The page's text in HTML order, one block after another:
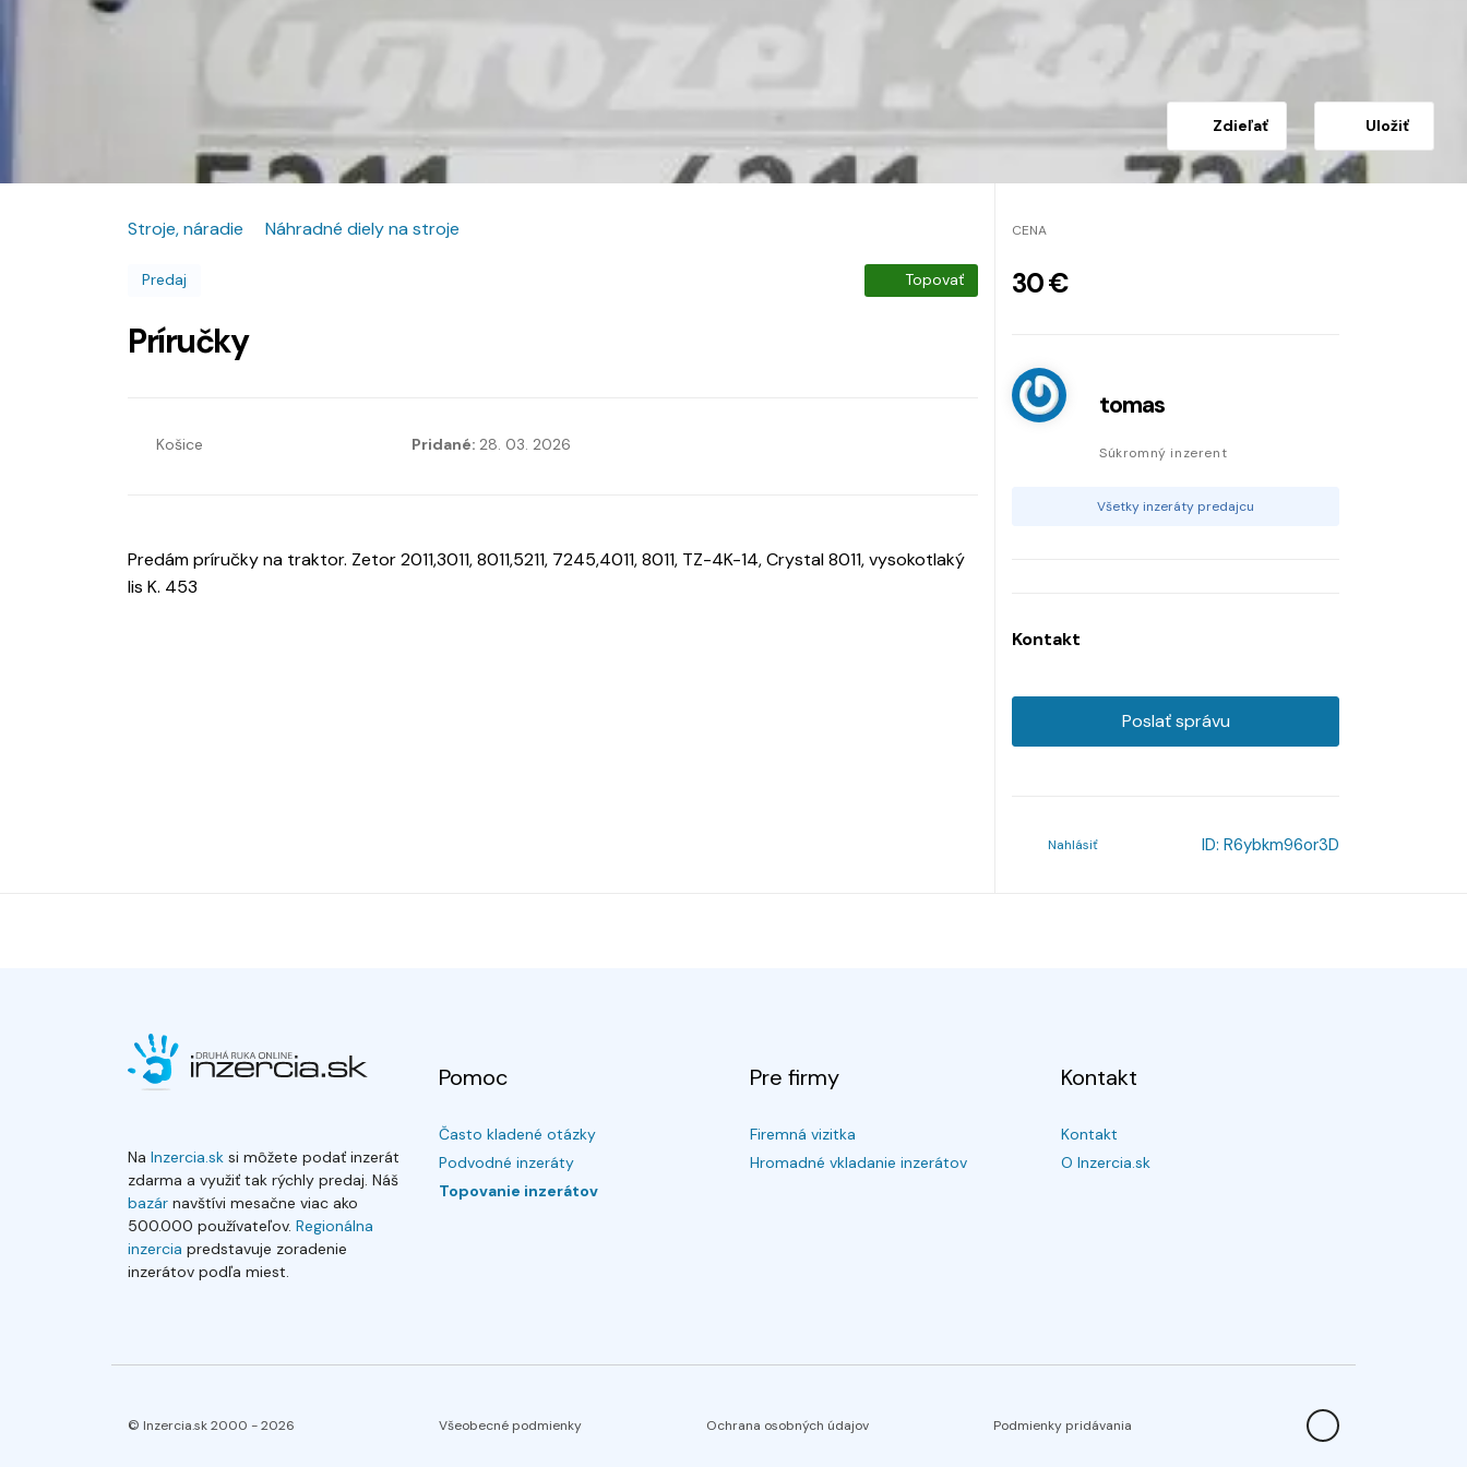
Zdieľať Uložiť
Stroje, náradie Náhradné diely na stroje
Predaj Topovať
Príručky
Košice Pridané: 28. 03. 2026
Predám príručky na traktor. Zetor 2011,3011, 8011,5211, 7245,4011, 8011, TZ-4K-14, Crystal 8011, vysokotlaký
lis K. 453
CENA
30 €
tomas
Súkromný inzerent
Všetky inzeráty predajcu
Kontakt
Poslať správu
Nahlásiť ID: R6ybkm96or3D
Na Inzercia.sk si môžete podať inzerát
zdarma a využiť tak rýchly predaj. Náš
bazár navštívi mesačne viac ako
500.000 používateľov. Regionálna
inzercia predstavuje zoradenie
inzerátov podľa miest.
Pomoc
Často kladené otázky
Podvodné inzeráty
Topovanie inzerátov
Pre firmy
Firemná vizitka
Hromadné vkladanie inzerátov
Kontakt
Kontakt
O Inzercia.sk
© Inzercia.sk 2000 -2026 Všeobecné podmienky Ochrana osobných údajov Podmienky pridávania